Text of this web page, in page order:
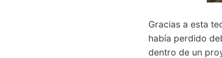
Gracias a esta
había perdido
dentro de un